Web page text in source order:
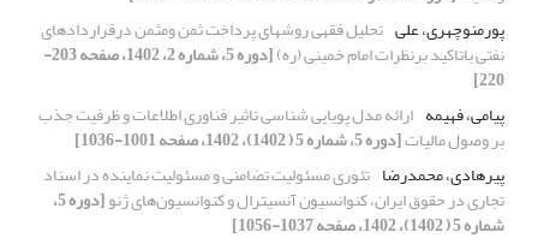
پورمنوچهری، علی تحلیل فقهی روشهای پرداخت ثمن ومثمن درقراردادهای
نفتی باتاکید برنظرات امام خمینی (ره) [دوره 5، شماره 2، 1402، صفحه 203-
220]
پیامی، فهیمه ارائه مدل پویایی شناسی تاثیر فناوری اطلاعات و ظرفیت جذب
بر وصول مالیات[دوره 5، شماره 5 ( 1402)، 1402، صفحه 1001-1036]
پیرهادی، محمدرضا تئوری مسئولیت تضامنی و مسئولیت نماینده در اسناد
تجاری در حقوق ایران، کنوانسیون آنسیترال و کنوانسیون‌های ژنو [دوره 5،
شماره 5 ( 1402)، 1402، صفحه 1037-1056]